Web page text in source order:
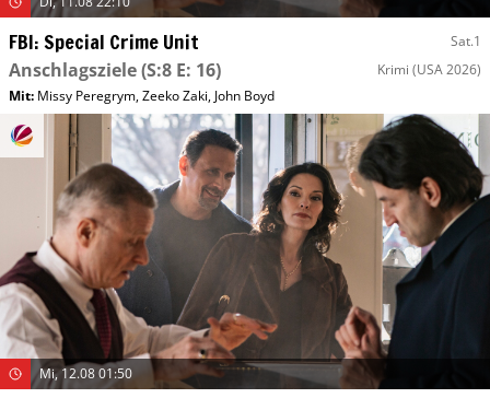
FBI: Special Crime Unit Sat.1
Anschlagsziele(S:8 E: 16) Krimi (USA 2026)
Mit: Missy Peregrym,Zeeko Zaki, John Boyd
Mi, 12.08 01:50